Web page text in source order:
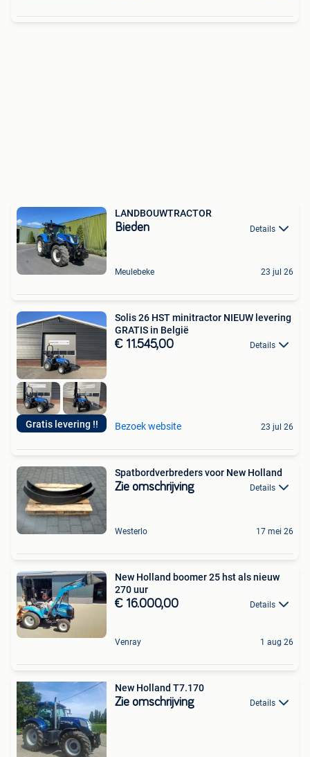
LANDBOUWTRACTOR
Bieden Details
Meulebeke 23 jul 26
Gratis levering !!
Solis 26 HST minitractor NIEUW levering
GRATIS in België
€ 11.545,00 Details
Bezoek website 23 jul 26
Spatbordverbreders voor New Holland
Zie omschrijving Details
Westerlo 17 mei 26
New Holland boomer 25 hst als nieuw
270 uur
€ 16.000,00 Details
Venray 1 aug 26
New Holland T7.170
Zie omschrijving Details